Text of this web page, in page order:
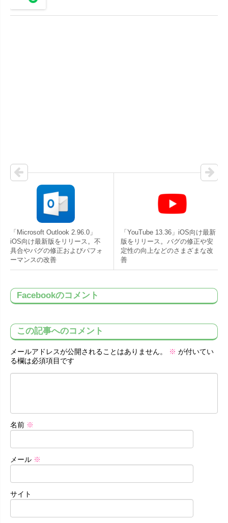
「Microsoft Outlook 2.96.0」
iOS向け最新版をリリース。不
具合やバグの修正およびパフォ
ーマンスの改善
「YouTube 13.36」iOS向け最新
版をリリース。バグの修正や安
定性の向上などのさまざまな改
善
Facebookのコメント
この記事へのコメント
メールアドレスが公開されることはありません。 ※ が付いてい
る欄は必須項目です
名前 ※
メール ※
サイト